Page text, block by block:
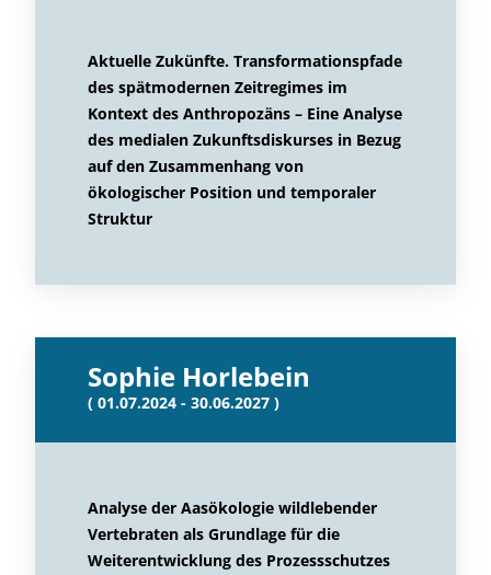
Aktuelle Zukünfte. Transformationspfade
des spätmodernen Zeitregimes im
Kontext des Anthropozäns – Eine Analyse
des medialen Zukunftsdiskurses in Bezug
auf den Zusammenhang von
ökologischer Position und temporaler
Struktur
Sophie Horlebein
( 01.07.2024 - 30.06.2027 )
Analyse der Aasökologie wildlebender
Vertebraten als Grundlage für die
Weiterentwicklung des Prozessschutzes